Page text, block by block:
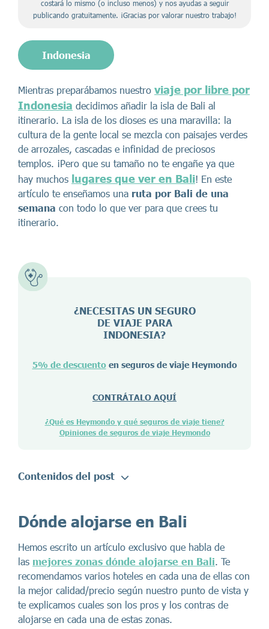
costará lo mismo (o incluso menos) y nos ayudas a seguir
publicando gratuitamente. ¡Gracias por valorar nuestro trabajo!
Indonesia
Mientras preparábamos nuestro viaje por libre por
Indonesia decidimos añadir la isla de Bali al
itinerario. La isla de los dioses es una maravilla: la
cultura de la gente local se mezcla con paisajes verdes
de arrozales, cascadas e infinidad de preciosos
templos. ¡Pero que su tamaño no te engañe ya que
hay muchos lugares que ver en Bali! En este
artículo te enseñamos una ruta por Bali de una
semana con todo lo que ver para que crees tu
itinerario.
¿NECESITAS UN SEGURO
DE VIAJE PARA
INDONESIA?
5% de descuentoen seguros de viaje Heymondo
CONTRÁTALO AQUÍ
¿Qué es Heymondo y qué seguros de viaje tiene?
Opiniones de seguros de viaje Heymondo
Contenidos del post
Dónde alojarse en Bali
Hemos escrito un artículo exclusivo que habla de
las mejores zonas dónde alojarse en Bali. Te
recomendamos varios hoteles en cada una de ellas con
la mejor calidad/precio según nuestro punto de vista y
te explicamos cuales son los pros y los contras de
alojarse en cada una de estas zonas.